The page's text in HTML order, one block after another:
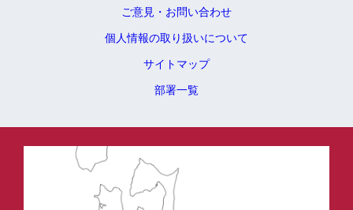
ご意見・お問い合わせ
個人情報の取り扱いについて
サイトマップ
部署一覧